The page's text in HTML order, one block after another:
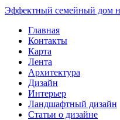
Эффектный семейный дом
Главная
Контакты
Карта
Лента
Архитектура
Дизайн
Интерьер
Ландшафтный дизайн
Статьи о дизайне